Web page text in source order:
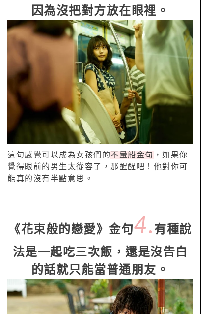
因為沒把對方放在眼裡。
這句感覺可以成為女孩們的不暈船金句 ，如果你
覺得眼前的男生太從容了，那醒醒吧！他對你可
能真的沒有半點意思。
《花束般的戀愛》金句4. 有種說
法是一起吃三次飯，還是沒告白
的話就只能當普通朋友。